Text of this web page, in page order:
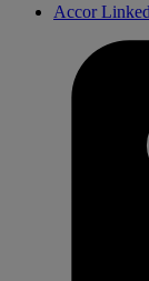
Accor